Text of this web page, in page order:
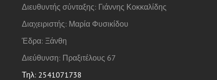
Διευθυντής σύνταξης: Γιάννης Κοκκαλίδης
Διαχειριστής: Μαρία Φυσικίδου
Έδρα: Ξάνθη
Διεύθυνση: Πραξιτέλους 67
Τηλ: 2541071738